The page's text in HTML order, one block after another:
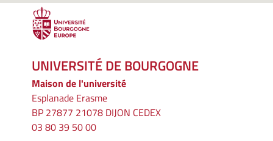
UNIVERSITÉ DE BOURGOGNE
Maison de l'université
Esplanade Erasme
BP 27877 21078 DIJON CEDEX
03 80 39 50 00